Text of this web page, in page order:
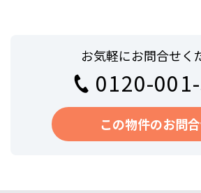
お気軽にお問合せく
0120-
この物件のお問